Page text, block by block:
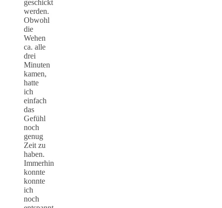
geschickt
werden.
Obwohl
die
Wehen
ca. alle
drei
Minuten
kamen,
hatte
ich
einfach
das
Gefühl
noch
genug
Zeit zu
haben.
Immerhin
konnte
konnte
ich
noch